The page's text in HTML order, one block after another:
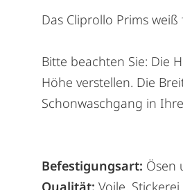
Das Cliprollo Prims
Bitte beachten Sie: Die
Höhe verstellen. Die
Schonwaschgang in
Befestigungsart: Ösen
Qualität: Voile, Stickerei